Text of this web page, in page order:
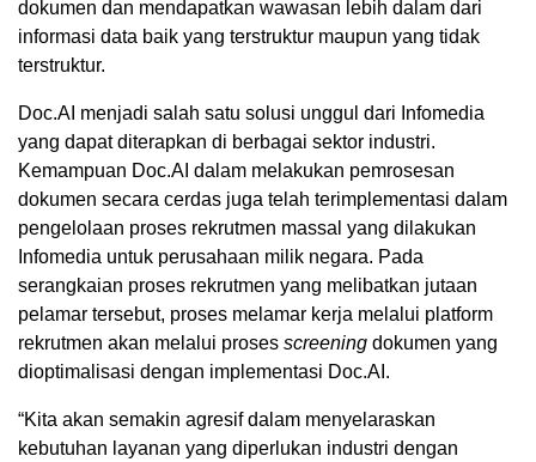
dokumen dan mendapatkan wawasan lebih dalam dari
informasi data baik yang terstruktur maupun yang tidak
terstruktur.
Doc.AI menjadi salah satu solusi unggul dari Infomedia
yang dapat diterapkan di berbagai sektor industri.
Kemampuan Doc.AI dalam melakukan pemrosesan
dokumen secara cerdas juga telah terimplementasi dalam
pengelolaan proses rekrutmen massal yang dilakukan
Infomedia untuk perusahaan milik negara. Pada
serangkaian proses rekrutmen yang melibatkan jutaan
pelamar tersebut, proses melamar kerja melalui platform
rekrutmen akan melalui proses screening dokumen yang
dioptimalisasi dengan implementasi Doc.AI.
“Kita akan semakin agresif dalam menyelaraskan
kebutuhan layanan yang diperlukan industri dengan